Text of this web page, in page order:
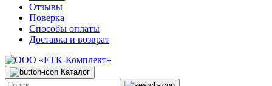
Отзывы
Поверка
Способы оплаты
Доставка и возврат
Каталог